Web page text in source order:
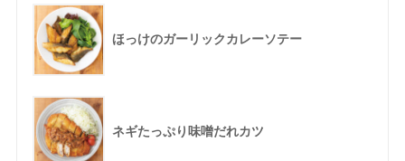
ほっけのガーリックカレーソテー
ネギたっぷり味噌だれカツ